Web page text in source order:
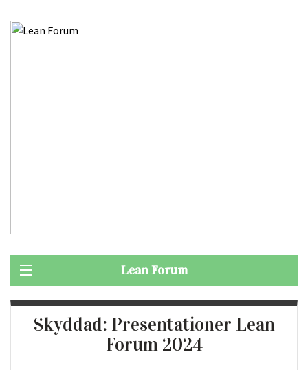
Lean Forum
Skyddad: Presentationer Lean
Forum 2024